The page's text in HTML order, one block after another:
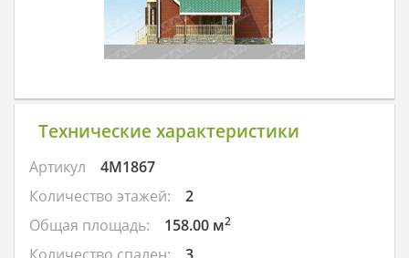
Технические характеристики
Артикул
4M1867
Количество этажей:
2
Общая площадь:
158.00 м2
Количество спален:
3